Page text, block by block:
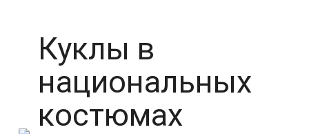
Куклы в
национальных
костюмах